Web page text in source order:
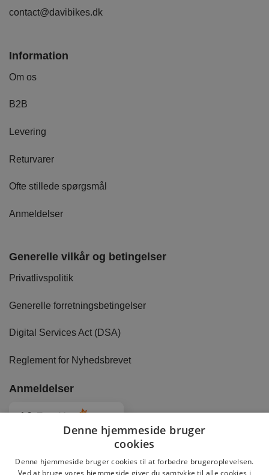
contact@davibikes.dk
Information
Om os
B2B
Levering
Returvarer
Ofte stillede spørgsmål
Anmeldelser
Generelle vilkår og betingelser
Privatlivspolitik
Generelle forretningsbetingelser
Digital Services Act (DSA)
Reglement for Nyhedsbrevet
Anmeldelser
4.8
Denne hjemmeside bruger
cookies
Denne hjemmeside bruger cookies til at forbedre brugeroplevelsen.
Ved at bruge vores hjemmeside giver du samtykke til alle cookies i